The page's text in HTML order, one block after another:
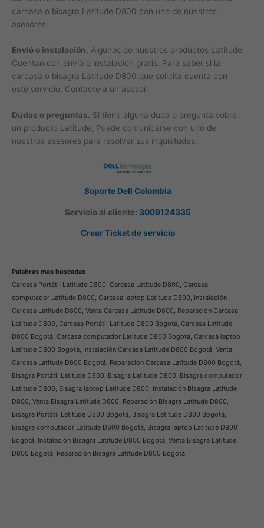
carcasa o bisagra Latitude D800 con uno de nuestros
asesores.
Envió o instalación. Algunos de nuestros productos Latitude
Cuentan con envió o instalación gratis. Para saber si la
carcasa o bisagra Latitude D800 que solicita cuenta con
este servicio, Contacte a un asesor.
Dudas o preguntas. Si tiene alguna duda o pregunta sobre
un producto Latitude, Puede comunicarse con uno de
nuestros asesores para resolver sus inquietudes.
Soporte Dell Colombia
Servicio al cliente: 3009124335
Crear Ticket de servicio
Palabras mas buscadas
Carcasa Portátil Latitude D800, Carcasa Latitude D800, Carcasa
computador Latitude D800, Carcasa laptop Latitude D800, Instalación
Carcasa Latitude D800, Venta Carcasa Latitude D800, Reparación Carcasa
Latitude D800, Carcasa Portátil Latitude D800 Bogotá, Carcasa Latitude
D800 Bogotá, Carcasa computador Latitude D800 Bogotá, Carcasa laptop
Latitude D800 Bogotá, Instalación Carcasa Latitude D800 Bogotá, Venta
Carcasa Latitude D800 Bogotá, Reparación Carcasa Latitude D800 Bogotá,
Bisagra Portátil Latitude D800, Bisagra Latitude D800, Bisagra computador
Latitude D800, Bisagra laptop Latitude D800, Instalación Bisagra Latitude
D800, Venta Bisagra Latitude D800, Reparación Bisagra Latitude D800,
Bisagra Portátil Latitude D800 Bogotá, Bisagra Latitude D800 Bogotá,
Bisagra computador Latitude D800 Bogotá, Bisagra laptop Latitude D800
Bogotá, Instalación Bisagra Latitude D800 Bogotá, Venta Bisagra Latitude
D800 Bogotá, Reparación Bisagra Latitude D800 Bogotá.